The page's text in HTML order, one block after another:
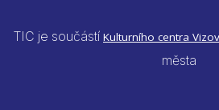
TIC je součástí Kulturního centra
města